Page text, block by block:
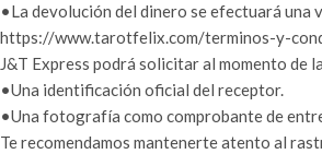
•La devolución del dinero se efectuará una
https://www.tarotfelix.com/terminos-y-
J&T Express podrá solicitar al momento de
•Una identificación oficial del receptor.
•Una fotografía como comprobante de
Te recomendamos mantenerte atento al